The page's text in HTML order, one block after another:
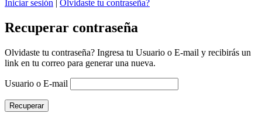
Iniciar sesión | Olvidaste tu contraseña?
Recuperar contraseña
Olvidaste tu contraseña? Ingresa tu Usuario o E-mail y recibirás un
link en tu correo para generar una nueva.
Usuario o E-mail